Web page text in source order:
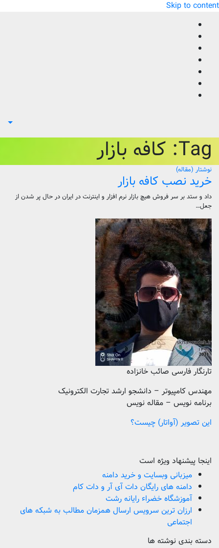
Skip to content
Tag: کافه بازار
نوشتار (مقاله)
خرید نصب کافه بازار
داد و ستد بر سر فروش هیچ بازار نرم افزار و اینترنت در ایران در حال پر شدن از
جعل…
تارنگار فارسی صائب خانزاده
مهندس کامپیوتر – دانشجو ارشد تجارت الکترونیک
برنامه نویس – مقاله نویس
این تصویر (آواتار) چیست؟
اینجا پیشنهاد ویژه است
میزبانی وبسایت و خرید دامنه
دامنه های رایگان دات آی آر و دات کام
آموزشگاه خضراء رایانه رشت
ارزان ترین سرویس ارسال همزمان مطالب به شبکه های
اجتماعی
دسته بندی نوشته ها